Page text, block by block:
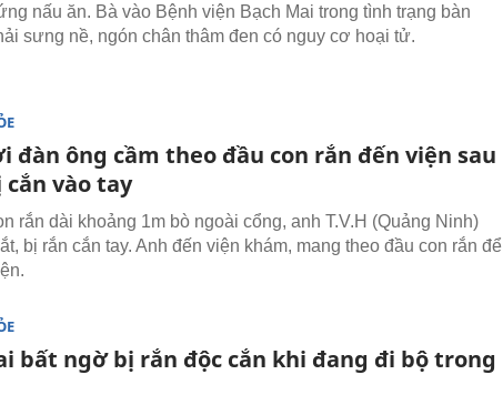
nấu ăn. Bà vào Bệnh viện Bạch Mai trong tình trạng bàn
sưng nề, ngón chân thâm đen có nguy cơ hoại tử.
đàn ông cầm theo đầu con rắn đến viện sau
vào tay
rắn dài khoảng 1m bò ngoài cổng, anh T.V.H (Quảng Ninh)
bị rắn cắn tay. Anh đến viện khám, mang theo đầu con rắn để
bất ngờ bị rắn độc cắn khi đang đi bộ trong